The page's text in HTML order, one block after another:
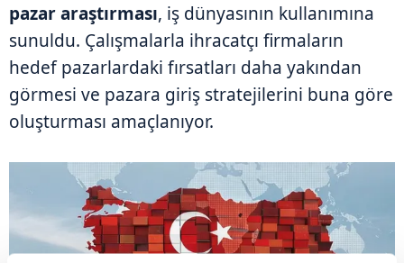
pazar araştırması, iş dünyasının kullanımına
sunuldu. Çalışmalarla ihracatçı firmaların
hedef pazarlardaki fırsatları daha yakından
görmesi ve pazara giriş stratejilerini buna göre
oluşturması amaçlanıyor.